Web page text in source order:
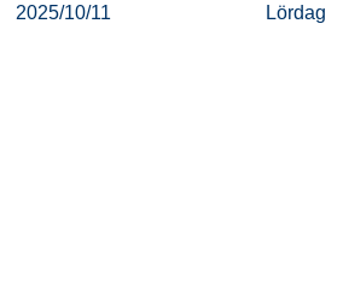
2025/10/11
Lördag